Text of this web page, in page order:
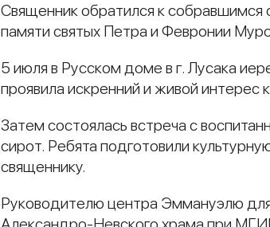
Священник обратился к собравшимся
памяти святых Петра и Февронии
5 июля в Русском доме в г. Лусака
проявила искренний и живой интерес
Затем состоялась встреча с
сирот. Ребята подготовили
священнику.
Руководителю центра Эммануэлю